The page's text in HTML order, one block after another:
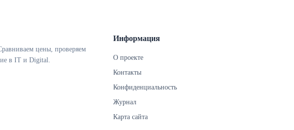
цены, проверяем
в IT и Digital.
Информация
О проекте
Контакты
Конфиденциальность
Журнал
Карта сайта